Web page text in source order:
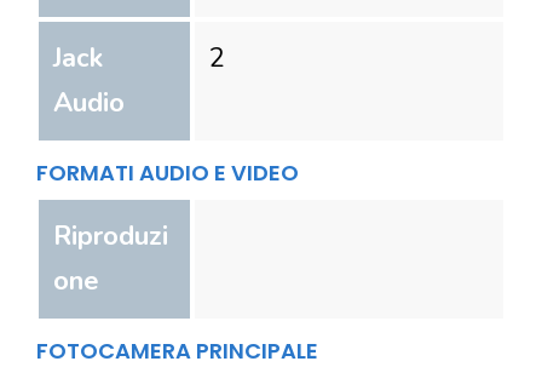
Jack
Audio
2
FORMATI AUDIO E VIDEO
Riproduzi
one
FOTOCAMERA PRINCIPALE